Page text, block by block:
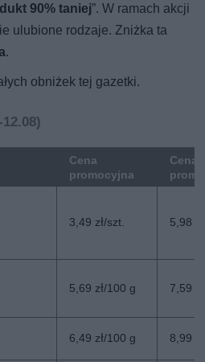
90% taniej”. W ramach akcji
ulubione rodzaje. Zniżka ta
.
obniżek tej gazetki.
Cena
promocyjna
Cena
3,49 zł/szt. 5,98
5,69 zł/100 g 7,59
6,49 zł/100 g 8,99